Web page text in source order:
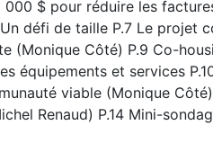
$ pour réduire les
défi de taille P.7 Le projet
(Monique Côté) P.9 Co-
équipements et services
viable (Monique
Renaud) P.14 Mini-